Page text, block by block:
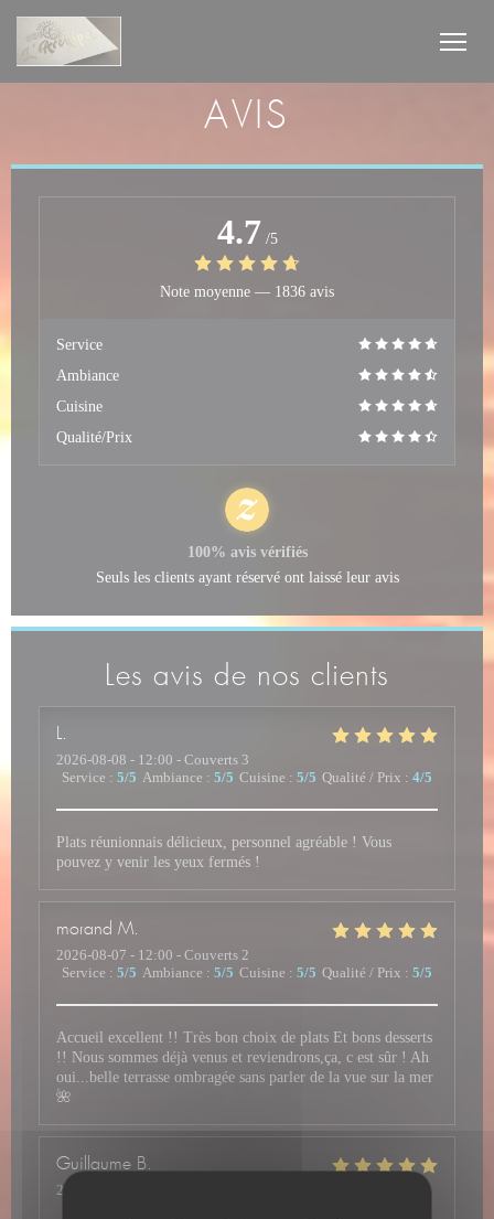
AVIS
Les avis de nos clients
L
2026-08-08 - 12:00 - Couverts 3
Service : 5/5 Ambiance : 5/5 Cuisine : 5/5 Qualité / Prix : 4/5
Plats réunionnais délicieux, personnel agréable ! Vous
pouvez y venir les yeux fermés !
morand M
2026-08-07 - 12:00 - Couverts 2
Service : 5/5 Ambiance : 5/5 Cuisine : 5/5 Qualité / Prix : 5/5
Accueil excellent !! Très bon choix de plats Et bons desserts
!! Nous sommes déjà venus et reviendrons,ça, c est sûr ! Ah
oui...belle terrasse ombragée sans parler de la vue sur la mer
🌺
Guillaume B
2026-08-02
4.7 /5
Note moyenne — 1836 avis
Service
Ambiance
Cuisine
Qualité/Prix
100% avis vérifiés
Seuls les clients ayant réservé ont laissé leur avis